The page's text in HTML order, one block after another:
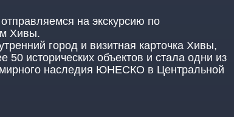
на экскурсию по
Хивы.
город и визитная карточка Хивы,
50 исторических объектов и стала одни из
наследия ЮНЕСКО в Центральной